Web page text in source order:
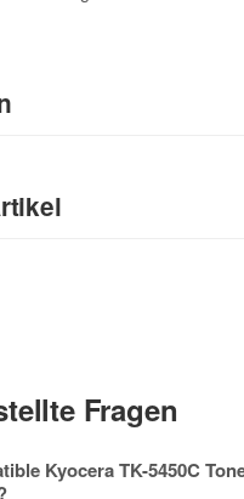
Fragen
Kyocera TK-5450C